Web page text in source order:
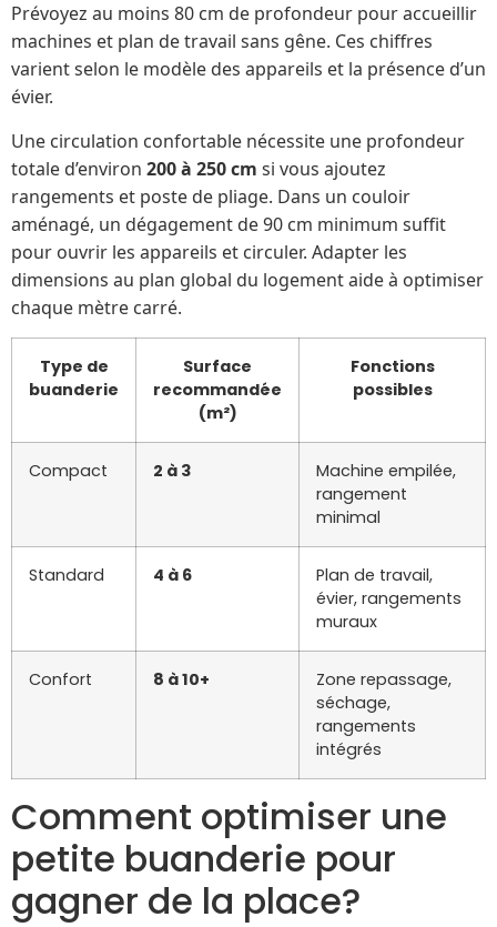
Prévoyez au moins 80 cm de profondeur pour accueillir
machines et plan de travail sans gêne. Ces chiffres
varient selon le modèle des appareils et la présence d’un
évier.
Une circulation confortable nécessite une profondeur
totale d’environ 200 à 250 cm si vous ajoutez
rangements et poste de pliage. Dans un couloir
aménagé, un dégagement de 90 cm minimum suffit
pour ouvrir les appareils et circuler. Adapter les
dimensions au plan global du logement aide à optimiser
chaque mètre carré.
Type de
buanderie
Surface
recommandée
(m²)
Fonctions
possibles
Compact 2 à 3
Machine empilée,
rangement
minimal
Standard 4 à 6
Plan de travail,
évier, rangements
muraux
Confort 8 à 10+
Zone repassage,
séchage,
rangements
intégrés
Comment optimiser une
petite buanderie pour
gagner de la place?